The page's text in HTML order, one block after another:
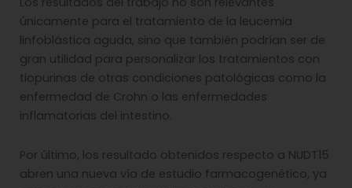
únicamente para el tratamiento de la leucemia
linfoblástica aguda, sino que también podrían ser de
gran utilidad para personalizar los tratamientos con
tiopurinas de otras condiciones patológicas como la
enfermedad de Crohn o las enfermedades
inflamatorias del intestino.
Por último, los resultado obtenidos respecto a NUDT15
abren una nueva vía de estudio farmacogenético, ya